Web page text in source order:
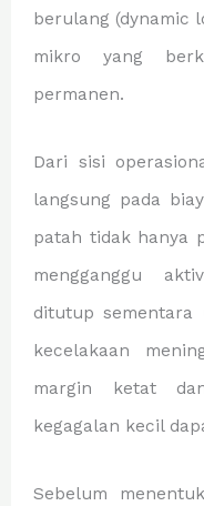
berulang (dynamic
mikro yang
permanen.
Dari sisi
langsung pada
patah tidak hanya
mengganggu
ditutup sementara
kecelakaan
margin ketat
kegagalan kecil
Sebelum